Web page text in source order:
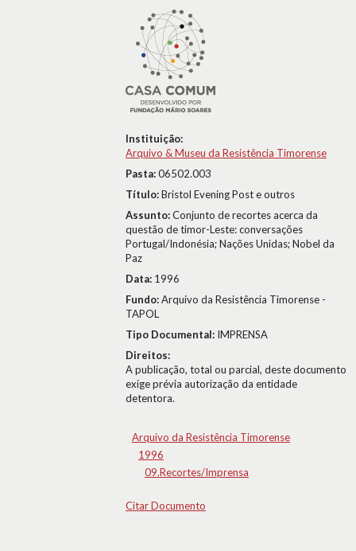
Instituição:
Arquivo & Museu da Resistência Timorense
Pasta:06502.003
Título:Bristol Evening Post e outros
Assunto:Conjunto de recortes acerca da
questão de timor-Leste: conversações
Portugal/Indonésia; Nações Unidas; Nobel da
Paz
Data: 1996
Fundo:Arquivo da Resistência Timorense -
TAPOL
Tipo Documental: IMPRENSA
Direitos:
A publicação, total ou parcial, deste documento
exige prévia autorização da entidade
detentora.
Arquivo da Resistência Timorense
1996
09.Recortes/Imprensa
Citar Documento